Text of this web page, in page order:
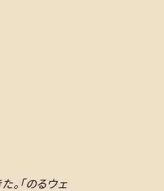
「のるウェ